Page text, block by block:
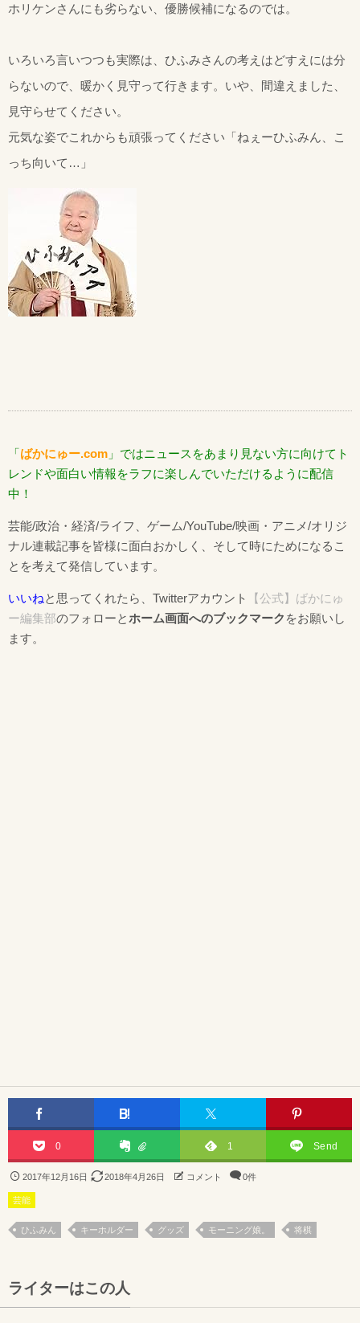
ホリケンさんにも劣らない、優勝候補になるのでは。
いろいろ言いつつも実際は、ひふみさんの考えはどすえには分
らないので、暖かく見守って行きます。いや、間違えました、
見守らせてください。
元気な姿でこれからも頑張ってください「ねぇーひふみん、こ
っち向いて…」
「ばかにゅー.com 」ではニュースをあまり見ない方に向けてト
レンドや面白い情報をラフに楽しんでいただけるように配信
中！
芸能/政治・経済/ライフ、ゲーム/YouTube/映画・アニメ/オリジ
ナル連載記事を皆様に面白おかしく、そして時にためになるこ
とを考えて発信しています。
いいねと思ってくれたら、Twitterアカウント
【公式】ばかにゅ
ー編集部のフォローとホーム画面へのブックマーク をお願いし
ます。
0 1 Send
2017年12月16日 2018年4月26日 コメント 0件
芸能
ひふみん キーホルダー グッズ モーニング娘。 将棋
ライターはこの人